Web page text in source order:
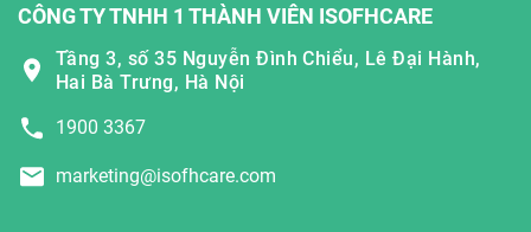
CÔNG TY TNHH 1 THÀNH VIÊN ISOFHCARE
Tầng 3, số 35 Nguyễn Đình Chiểu, Lê Đại Hành,
Hai Bà Trưng, Hà Nội
1900 3367
marketing@isofhcare.com